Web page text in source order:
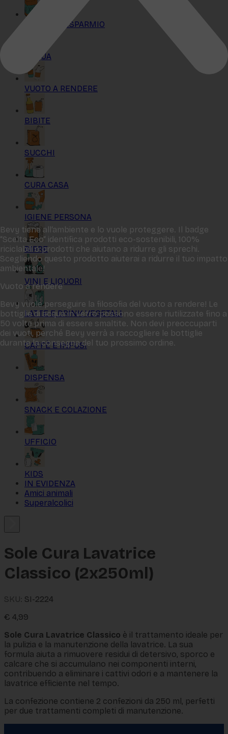
KIT MAXI RISPARMIO
ACQUA
VUOTO A RENDERE
BIBITE
SUCCHI
CURA CASA
IGIENE PERSONA
BIRRE
VINI E LIQUORI
LATTE E DRINK VEGETALI
CAFFÈ E INFUSI
DISPENSA
SNACK E COLAZIONE
UFFICIO
KIDS
IN EVIDENZA
Amici animali
Superalcolici
Bevy tiene all‘ambiente e lo vuole proteggere. Il badge
“Scelta Eco“ identifica prodotti eco-sostenibili, 100%
riciclabili o prodotti che aiutano a ridurre gli sprechi.
Scegliendo questo prodotto aiuterai a ridurre il tuo impatto
ambientale!
Vuoto a rendere
Bevy vuole perseguire la filosofia del vuoto a rendere! Le
bottiglie di acqua in vetro possono essere riutilizzate fino a
50 volte prima di essere smaltite. Non devi preoccuparti
dei vuoti, perché Bevy verrà a raccogliere le bottiglie
durante la consegna del tuo prossimo ordine.
Sole Cura Lavatrice
Classico (2x250ml)
SKU: SI-2224
€ 4,99
Sole Cura Lavatrice Classico è il trattamento ideale per
la pulizia e la manutenzione della lavatrice. La sua
formula aiuta a rimuovere residui di detersivo, sporco e
calcare che si accumulano nei componenti interni,
contribuendo a eliminare i cattivi odori e a mantenere la
lavatrice efficiente nel tempo.
La confezione contiene 2 confezioni da 250 ml, perfetti
per due trattamenti completi di manutenzione.